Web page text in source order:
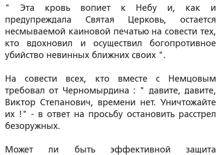
" Эта кровь вопиет к Небу и, как и
предупреждала Святая Церковь, остается
несмываемой каиновой печатью на совести тех,
кто вдохновил и осуществил богопротивное
убийство невинных ближних своих ".
На совести всех, кто вместе с Немцовым
требовал от Черномырдина : " давите, давите,
Виктор Степанович, времени нет. Уничтожайте
их !" - в ответ на просьбу остановить расстрел
безоружных.
Может ли быть эффективной защита